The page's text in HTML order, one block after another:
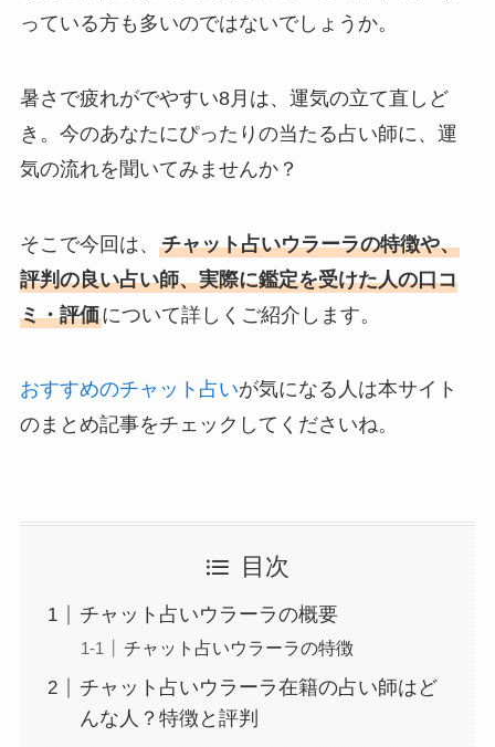
っている方も多いのではないでしょうか。
暑さで疲れがでやすい8月は、運気の立て直しど
き。今のあなたにぴったりの当たる占い師に、運
気の流れを聞いてみませんか？
そこで今回は、 チャット占いウラーラの特徴や、
評判の良い占い師、実際に鑑定を受けた人の口コ
ミ・評価について詳しくご紹介します。
おすすめのチャット占いが気になる人は本サイト
のまとめ記事をチェックしてくださいね。
目次
チャット占いウラーラの概要
チャット占いウラーラの特徴
チャット占いウラーラ在籍の占い師はど
んな人？特徴と評判